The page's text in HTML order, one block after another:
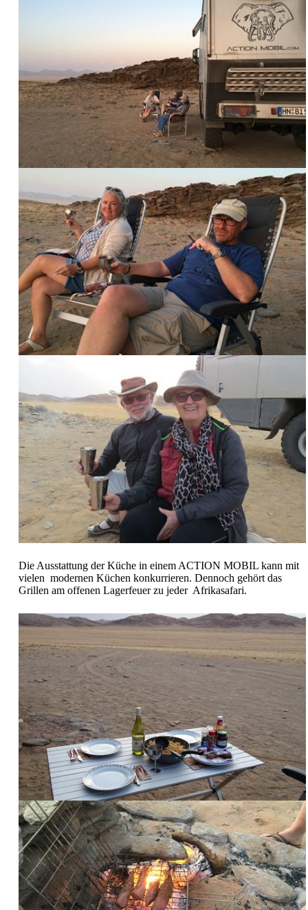
Die Ausstattung der Küche in einem ACTION MOBIL kann mit
vielen modernen Küchen konkurrieren. Dennoch gehört das
Grillen am offenen Lagerfeuer zu jeder Afrikasafari.